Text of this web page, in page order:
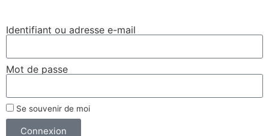
Identifiant ou adresse e-mail
Mot de passe
Se souvenir de moi
Connexion